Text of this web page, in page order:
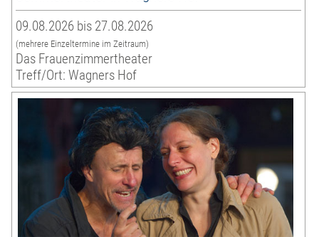
09.08.2026 bis 27.08.2026
(mehrere Einzeltermine im Zeitraum)
Das Frauenzimmertheater
Treff/Ort: Wagners Hof